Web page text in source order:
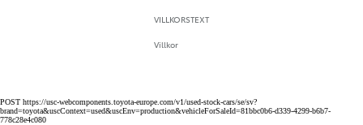
VILLKORSTEXT
Villkor
POST https://usc-webcomponents.toyota-europe.com/v1/used-stock-cars/se/sv?
brand=toyota&uscContext=used&uscEnv=production&vehicleForSaleId=81bbc0b6-d339-4299-b6b7-
778c28e4c080